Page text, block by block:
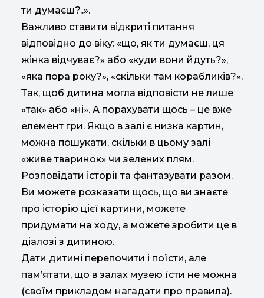
ти думаєш?..».
Важливо ставити відкриті питання
відповідно до віку: «що, як ти думаєш, ця
жінка відчуває?» або «куди вони йдуть?»,
«яка пора року?», «скільки там корабликів?».
Так, щоб дитина могла відповісти не лише
«так» або «ні». А порахувати щось – це вже
елемент гри. Якщо в залі є низка картин,
можна пошукати, скільки в цьому залі
«живе тваринок» чи зелених плям.
Розповідати історії та фантазувати разом.
Ви можете розказати щось, що ви знаєте
про історію цієї картини, можете
придумати на ходу, а можете зробити це в
діалозі з дитиною.
Дати дитині перепочити і поїсти, але
пам’ятати, що в залах музею їсти не можна
(своїм прикладом нагадати про правила).